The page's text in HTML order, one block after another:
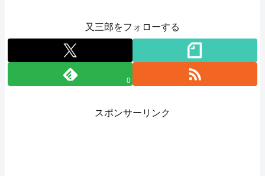
又三郎をフォローする
0
スポンサーリンク